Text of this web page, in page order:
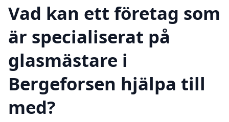
Vad kan ett företag som
är specialiserat på
glasmästare i
Bergeforsen hjälpa till
med?